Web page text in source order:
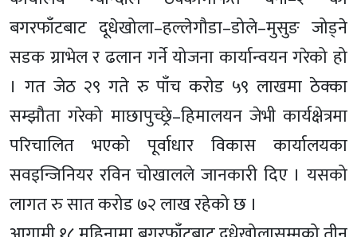
बगरफाँटबाट दूधेखोला–हल्लेगौडा–डोले–मुसुङ जोड्ने
सडक ग्राभेल र ढलान गर्ने योजना कार्यान्वयन गरेको हो
। गत जेठ २९ गते रु पाँच करोड ५९ लाखमा ठेक्का
सम्झौता गरेको माछापुच्छ्रे–हिमालयन जेभी कार्यक्षेत्रमा
परिचालित भएको पूर्वाधार विकास कार्यालयका
सवइन्जिनियर रविन चोखालले जानकारी दिए । यसको
लागत रु सात करोड ७२ लाख रहेको छ ।